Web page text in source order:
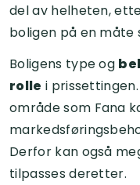
del av helheten,
boligen på en
Boligens type og
rolle i
område som Fana
Derfor kan også
tilpasses deretter.